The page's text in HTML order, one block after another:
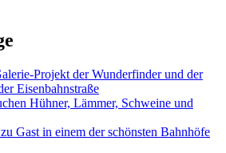
Projekt der Wunderfinder und der
Eisenbahnstraße
Hühner, Lämmer, Schweine und
Gast in einem der schönsten Bahnhöfe